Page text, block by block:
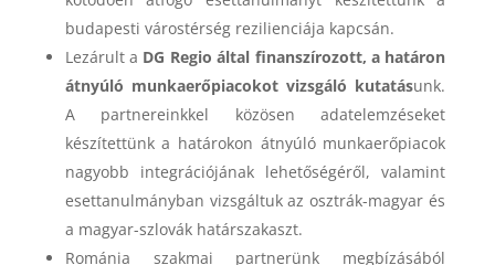
budapesti várostérség rezilienciája kapcsán.
Lezárult a DG Regio által finanszírozott, a határon
átnyúló munkaerőpiacokot vizsgáló kutatásunk.
A partnereinkkel közösen adatelemzéseket
készítettünk a határokon átnyúló munkaerőpiacok
nagyobb integrációjának lehetőségéről, valamint
esettanulmányban vizsgáltuk az osztrák-magyar és
a magyar-szlovák határszakaszt.
Románia szakmai partnerünk megbízásából